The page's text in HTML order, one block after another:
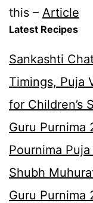
this – Article
Latest Recipes
Sankashti
Timings, Puja
for Children’s
Guru Purnima
Pournima
Shubh
Guru